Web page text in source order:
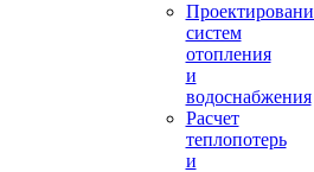
систем
отопления
и
водоснабжения
Расчет
теплопотерь
и